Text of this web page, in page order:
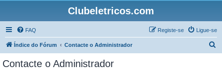
Clubeletricos.com
FAQ Ligue-se
Registe-se
Índice do Fórum Contacte o Administrador
Contacte o Administrador